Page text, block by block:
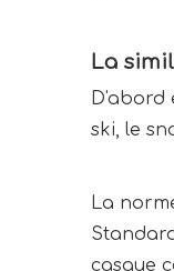
La
D'abord
ski, le
La
casque